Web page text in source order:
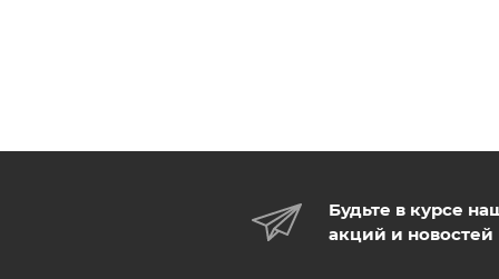
Будьте в курсе
акций и новостей